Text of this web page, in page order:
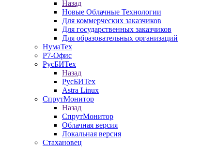
Назад
Новые Облачные Технологии
Для коммерческих заказчиков
Для государственных заказчиков
Для образовательных организаций
НумаТех
Р7-Офис
РусБИТех
Назад
РусБИТех
Astra Linux
СпрутМонитор
Назад
СпрутМонитор
Облачная версия
Локальная версия
Стахановец